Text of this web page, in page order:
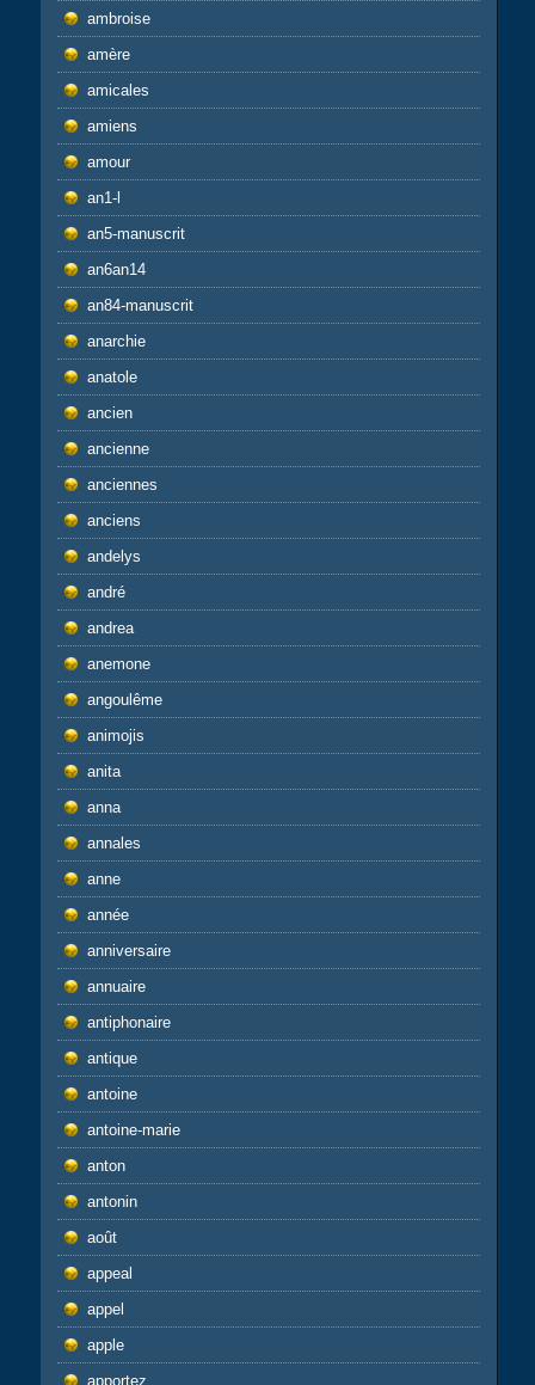
ambroise
amère
amicales
amiens
amour
an1-l
an5-manuscrit
an6an14
an84-manuscrit
anarchie
anatole
ancien
ancienne
anciennes
anciens
andelys
andré
andrea
anemone
angoulême
animojis
anita
anna
annales
anne
année
anniversaire
annuaire
antiphonaire
antique
antoine
antoine-marie
anton
antonin
août
appeal
appel
apple
apportez